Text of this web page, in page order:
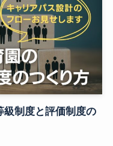
級制度と評価制度の